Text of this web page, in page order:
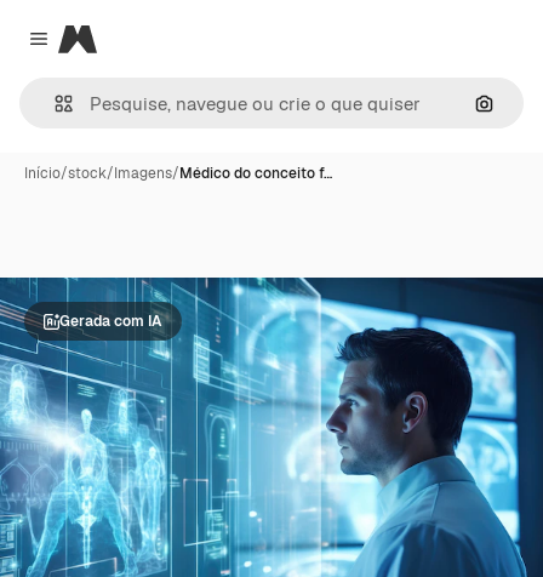
Close menu
Magnific
Início/stock/Imagens/Médico do conceito f…
Gerada com IA